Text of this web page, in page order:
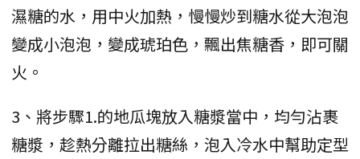
濕糖的水，用中火加熱，慢慢炒到糖水從大泡泡
變成小泡泡，變成琥珀色，飄出焦糖香，即可關
火。
3、將步驟1.的地瓜塊放入糖漿當中，均勻沾裹
糖漿，趁熱分離拉出糖絲，泡入冷水中幫助定型